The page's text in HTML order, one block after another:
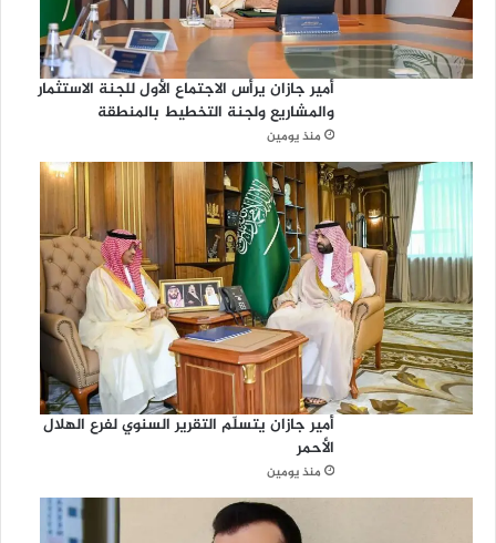
أمير جازان يرأس الاجتماع الأول للجنة الاستثمار
والمشاريع ولجنة التخطيط بالمنطقة
منذ يومين
أمير جازان يتسلّم التقرير السنوي لفرع الهلال
الأحمر
منذ يومين